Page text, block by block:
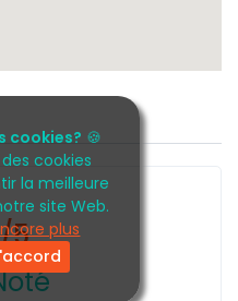
cookies? 🍪
cookies
la meilleure
site Web.
plus
/5